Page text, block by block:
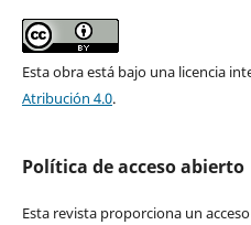
Esta obra está bajo una licencia
Atribución 4.0.
Política de acceso abierto
Esta revista proporciona un